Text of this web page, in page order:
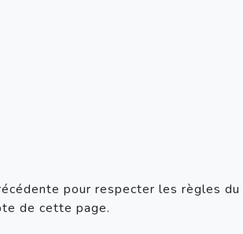
pour respecter les règles
de cette page.